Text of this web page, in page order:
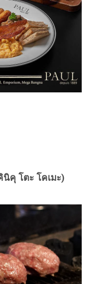
นิคุ โตะ โคเมะ)